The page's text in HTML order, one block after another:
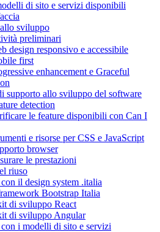
di sito e servizi disponibili
sviluppo
preliminari
design responsivo e accessibile
first
enhancement e Graceful
supporto allo sviluppo del software
detection
le feature disponibili con Can I
e risorse per CSS e JavaScript
browser
le prestazioni
riuso
il design system .italia
Bootstrap Italia
di sviluppo React
di sviluppo Angular
i modelli di sito e servizi